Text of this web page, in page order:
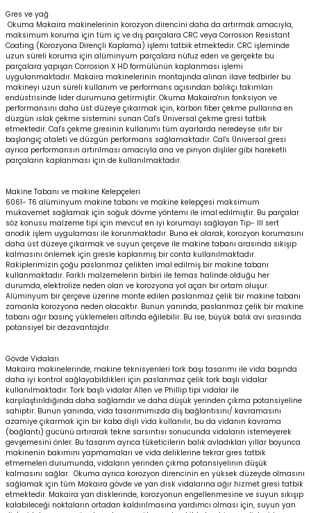
Gres ve yağ
Okuma Makaira makinelerinin korozyon direncini daha da artırmak amacıyla,
maksimum koruma için tüm iç ve dış parçalara CRC veya Corrosion Resistant
Coating (Korozyona Dirençli Kaplama) işlemi tatbik etmektedir. CRC işleminde
uzun süreli koruma için alüminyum parçalara nüfuz eden ve gerçekte bu
parçalara yapışan Corrosion X HD formülünün kaplanması işlemi
uygulanmaktadır. Makaira makinelerinin montajında alınan ilave tedbirler bu
makineyi uzun süreli kullanım ve performans açısından balıkçı takımları
endüstrisinde lider durumuna getirmiştir. Okuma Makaira'nın fonksiyon ve
performansını daha üst düzeye çıkarmak için, karbon fiber çekme pullarına en
düzgün ıslak çekme sistemini sunan Cal's Üniversal çekme gresi tatbik
etmektedir. Cal's çekme gresinin kullanımı tüm ayarlarda neredeyse sıfır bir
başlangıç ataleti ve düzgün performans sağlamaktadır. Cal's Üniversal gresi
ayrıca performansın artırılması amacıyla ana ve pinyon dişliler gibi hareketli
parçaların kaplanması için de kullanılmaktadır.
Makine Tabanı ve makine Kelepçeleri
6061- T6 alüminyum makine tabanı ve makine kelepçesi maksimum
mukavemet sağlamak için soğuk dövme yöntemi ile imal edilmiştir. Bu parçalar
söz konusu malzeme tipi için mevcut en iyi korumayı sağlayan Tip- III sert
anodik işlem uygulaması ile korunmaktadır. Buna ek olarak, korozyon korumasını
daha üst düzeye çıkarmak ve suyun çerçeve ile makine tabanı arasında sıkışıp
kalmasını önlemek için gresle kaplanmış bir conta kullanılmaktadır.
Rakiplerimizin çoğu paslanmaz çelikten imal edilmiş bir makine tabanı
kullanmaktadır. Farklı malzemelerin birbiri ile temas halinde olduğu her
durumda, elektrolize neden olan ve korozyona yol açan bir ortam oluşur.
Alüminyum bir çerçeve üzerine monte edilen paslanmaz çelik bir makine tabanı
zamanla korozyona neden olacaktır. Bunun yanında, paslanmaz çelik bir makine
tabanı ağır basınç yüklemeleri altında eğilebilir. Bu ise, büyük balık avı sırasında
potansiyel bir dezavantajdır.
Gövde Vidaları
Makaira makinelerinde, makine teknisyenleri tork başı tasarımı ile vida başında
daha iyi kontrol sağlayabildikleri için paslanmaz çelik tork başlı vidalar
kullanılmaktadır. Tork başlı vidalar Allen ve Phillip tipi vidalar ile
karşılaştırıldığında daha sağlamdır ve daha düşük yerinden çıkma potansiyeline
sahiptir. Bunun yanında, vida tasarımımızda diş bağlantısını/ kavramasını
azamiye çıkarmak için bir kaba dişli vida kullanılır, bu da vidanın kavrama
(bağlantı) gücünü artırarak tekne sarsıntısı sonucunda vidaların istemeyerek
gevşemesini önler. Bu tasarım ayrıca tüketicilerin balık avladıkları yıllar boyunca
makinenin bakımını yapmamaları ve vida deliklerine tekrar gres tatbik
etmemeleri durumunda, vidaların yerinden çıkma potansiyelinin düşük
kalmasını sağlar. Okuma ayrıca korozyon direncinin en yüksek düzeyde olmasını
sağlamak için tüm Makaira gövde ve yan disk vidalarına ağır hizmet gresi tatbik
etmektedir. Makaira yan disklerinde, korozyonun engellenmesine ve suyun sıkışıp
kalabileceği noktaların ortadan kaldırılmasına yardımcı olması için, suyun yan